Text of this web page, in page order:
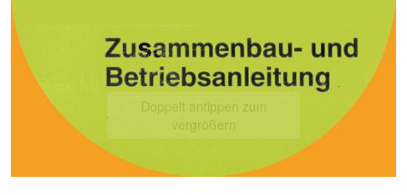
Doppelt antippen zum
vergrößern